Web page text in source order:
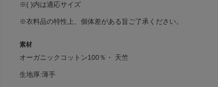
※( )内は適応サイズ
※衣料品の特性上、個体差がある旨ご了承ください。
素材
オーガニックコットン100％・ 天竺
生地厚:薄手